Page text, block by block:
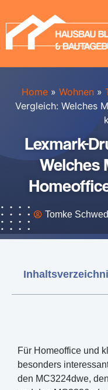
Home » Wohnen »
Vergleich: Welches
Lexmark-
Welches
Tomke
Für Homeoffice und
besonders
den MC3224dwe,